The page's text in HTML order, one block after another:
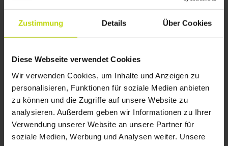
Zustimmung Details Über Cookies
Diese Webseite verwendet Cookies
Wir verwenden Cookies, um Inhalte und Anzeigen zu
personalisieren, Funktionen für soziale Medien anbieten
zu können und die Zugriffe auf unsere Website zu
analysieren. Außerdem geben wir Informationen zu Ihrer
Verwendung unserer Website an unsere Partner für
soziale Medien, Werbung und Analysen weiter. Unsere
Mehr anzeigen
1
FAQ
Gibt es Last-Minute- oder Same-Day-
Hotelangebote in Unterkunft in Svaneke?
Um Hotels in Unterkunft in Svaneke mit Zimmern für Familien